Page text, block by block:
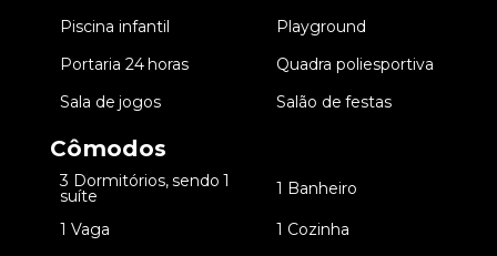
Piscina infantil
Playground
Portaria 24 horas
Quadra poliesportiva
Sala de jogos Salão de festas
Cômodos
3 Dormitórios, sendo 1
suíte 1 Banheiro
1 Vaga
1 Cozinha